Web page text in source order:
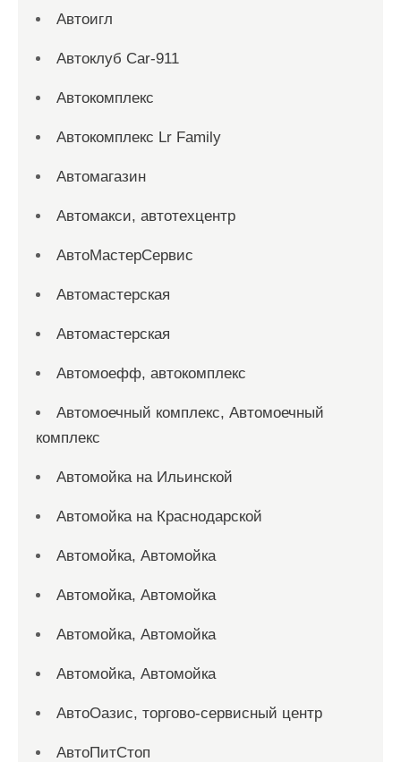
Автоигл
Автоклуб Car-911
Автокомплекс
Автокомплекс Lr Family
Автомагазин
Автомакси, автотехцентр
АвтоМастерСервис
Автомастерская
Автомастерская
Автомоефф, автокомплекс
Автомоечный комплекс, Автомоечный
комплекс
Автомойка на Ильинской
Автомойка на Краснодарской
Автомойка, Автомойка
Автомойка, Автомойка
Автомойка, Автомойка
Автомойка, Автомойка
АвтоОазис, торгово-сервисный центр
АвтоПитСтоп